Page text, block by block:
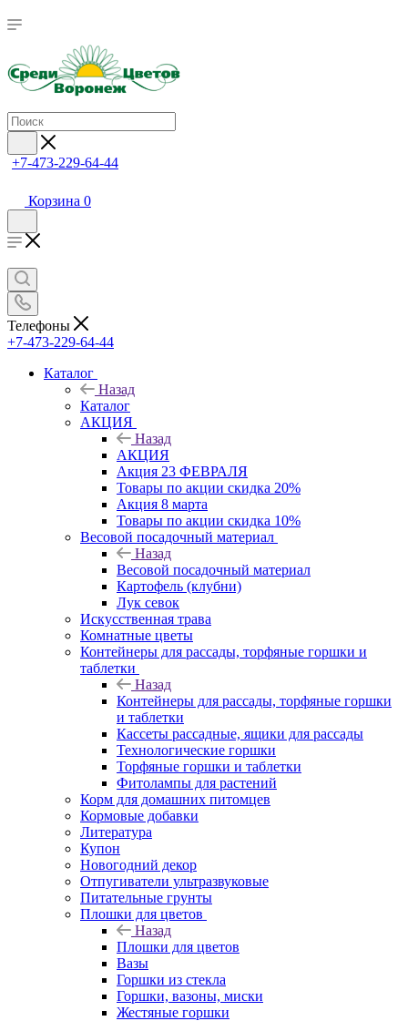
+7-473-229-64-44
Корзина 0
Телефоны
+7-473-229-64-44
Каталог
Назад
Каталог
АКЦИЯ
Назад
АКЦИЯ
Акция 23 ФЕВРАЛЯ
Товары по акции скидка 20%
Акция 8 марта
Товары по акции скидка 10%
Весовой посадочный материал
Назад
Весовой посадочный материал
Картофель (клубни)
Лук севок
Искусственная трава
Комнатные цветы
Контейнеры для рассады, торфяные горшки и
таблетки
Назад
Контейнеры для рассады, торфяные горшки
и таблетки
Кассеты рассадные, ящики для рассады
Технологические горшки
Торфяные горшки и таблетки
Фитолампы для растений
Корм для домашних питомцев
Кормовые добавки
Литература
Купон
Новогодний декор
Отпугиватели ультразвуковые
Питательные грунты
Плошки для цветов
Назад
Плошки для цветов
Вазы
Горшки из стекла
Горшки, вазоны, миски
Жестяные горшки